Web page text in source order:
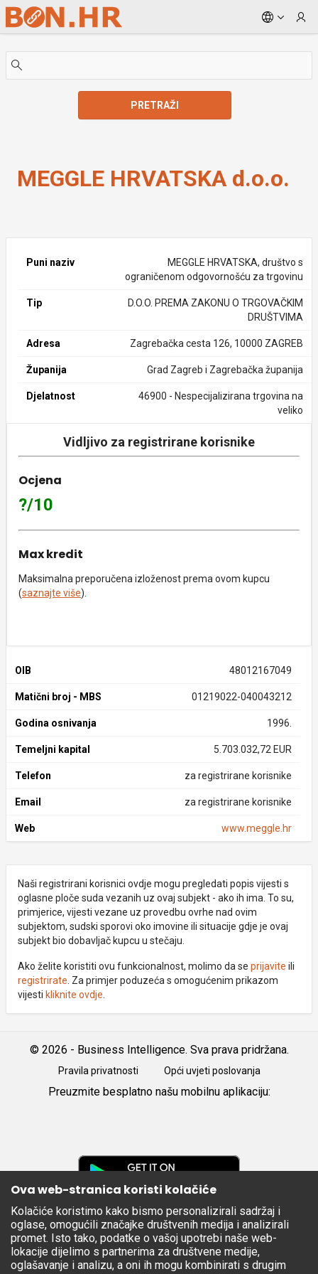
Skip to Main Content
PRETRAŽI
MEGGLE HRVATSKA d.o.o.
Puni naziv
MEGGLE HRVATSKA, društvo s
ograničenom odgovornošću za trgovinu
Tip
D.O.O. PREMA ZAKONU O TRGOVAČKIM
DRUŠTVIMA
Adresa Zagrebačka cesta 126, 10000 ZAGREB
Županija Grad Zagreb i Zagrebačka županija
Djelatnost
46900 - Nespecijalizirana trgovina na
veliko
Vidljivo za registrirane korisnike
Ocjena
?/10
Max kredit
Maksimalna preporučena izloženost prema ovom kupcu
(saznajte više).
OIB 48012167049
Matični broj - MBS 01219022-040043212
Godina osnivanja 1996.
Temeljni kapital 5.703.032,72 EUR
Telefon za registrirane korisnike
Email za registrirane korisnike
Web www.meggle.hr
Naši registrirani korisnici ovdje mogu pregledati popis vijesti s
oglasne ploče suda vezanih uz ovaj subjekt - ako ih ima. To su,
primjerice, vijesti vezane uz provedbu ovrhe nad ovim
subjektom, sudski sporovi oko imovine ili situacije gdje je ovaj
subjekt bio dobavljač kupcu u stečaju.
Ako želite koristiti ovu funkcionalnost, molimo da se prijavite ili
registrirate . Za primjer poduzeća s omogućenim prikazom
vijesti kliknite ovdje
© 2026 - Business Intelligence. Sva prava pridržana.
Pravila privatnosti Opći uvjeti poslovanja
Preuzmite besplatno našu mobilnu aplikaciju:
Apple
Store
Ova web-stranica koristi kolačiće
Kolačiće koristimo kako bismo personalizirali sadržaj i
oglase, omogućili značajke društvenih medija i analizirali
promet. Isto tako, podatke o vašoj upotrebi naše web-
lokacije dijelimo s partnerima za društvene medije,
oglašavanje i analizu, a oni ih mogu kombinirati s drugim